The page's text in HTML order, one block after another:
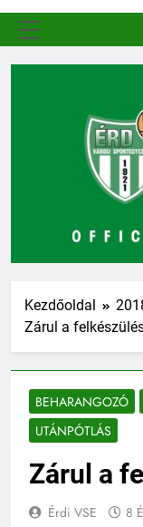
Kezdőoldal
Zárul a
BEHARANGOZÓ
UTÁNPÓTLÁS
Zárul a
Érdi VSE 8